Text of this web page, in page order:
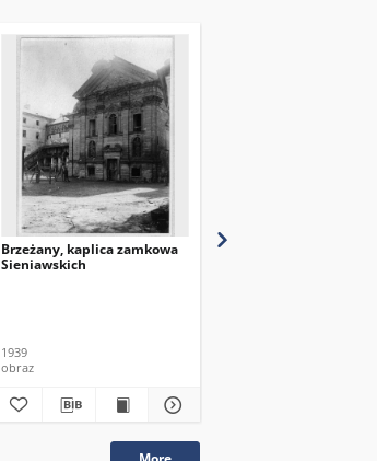
Brzeżany, kaplica zamkowa
Sieniawskich
1939
obraz